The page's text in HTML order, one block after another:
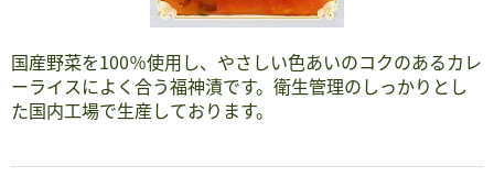
国産野菜を100％使用し、やさしい色あいのコクのあるカレ
ーライスによく合う福神漬です。衛生管理のしっかりとし
た国内工場で生産しております。